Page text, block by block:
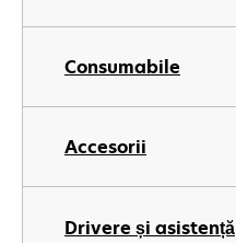
Consumabile
Accesorii
Drivere și asistență